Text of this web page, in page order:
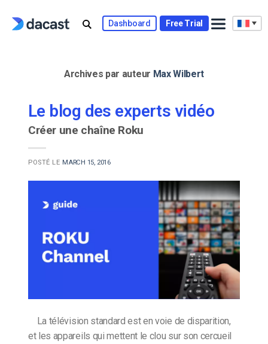
Dashboard Free Trial
Archives par auteur Max Wilbert
Le blog des experts vidéo
Créer une chaîne Roku
POSTÉ LE MARCH 15, 2016
La télévision standard est en voie de disparition,
et les appareils qui mettent le clou sur son cercueil